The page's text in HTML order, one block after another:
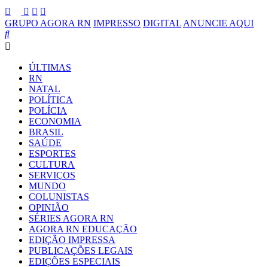
GRUPO AGORA RN IMPRESSO DIGITAL ANUNCIE AQUI
ÚLTIMAS
RN
NATAL
POLÍTICA
POLÍCIA
ECONOMIA
BRASIL
SAÚDE
ESPORTES
CULTURA
SERVIÇOS
MUNDO
COLUNISTAS
OPINIÃO
SÉRIES AGORA RN
AGORA RN EDUCAÇÃO
EDIÇÃO IMPRESSA
PUBLICAÇÕES LEGAIS
EDIÇÕES ESPECIAIS